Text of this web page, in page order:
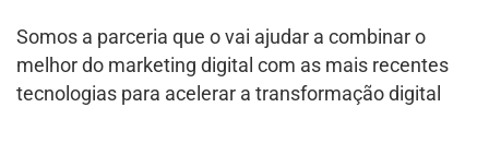
Somos a parceria que o vai ajudar a combinar o
melhor do marketing digital com as mais recentes
tecnologias para acelerar a transformação digital